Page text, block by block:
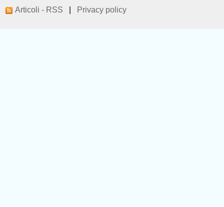
Articoli - RSS Privacy policy